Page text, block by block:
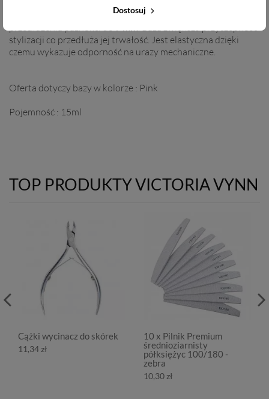
Dostosuj
niedoskonałości na paznokciach. Doskonale sprawdzi się do
przedłużenia paznokci do
. Baza zwiększa przyczepność
stylizacji co przedłuża jej trwałość. Jest elastyczna dzięki
czemu wykazuje odporność na urazy mechaniczne.
Oferta dotyczy bazy w kolorze : Pink
Pojemność : 15ml
TOP PRODUKTY VICTORIA VYNN
Cążki wycinacz do skórek
11,34 zł
10 x Pilnik Premium
średnioziarnisty
półksiężyc 100/180 -
zebra
10,30 zł